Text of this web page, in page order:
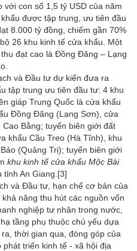
với con số 1,5 tỷ USD của năm
được tập trung, ưu tiên đầu
8.000 tỷ đồng, chiếm gần 70%
26 khu kinh tế cửa khẩu. Một
đạt cao là Đồng Đăng – Lạng
và Đầu tư dự kiến đưa ra
tập trung ưu tiên đầu tư: 4 khu
giáp Trung Quốc là cửa khẩu
Đồng Đăng (Lạng Sơn), cửa
Bằng; tuyến biên giới đất
khẩu Cầu Treo (Hà Tĩnh), khu
(Quảng Trị); tuyến biên giới
khu kinh tế cửa khẩu Mộc Bài
tỉnh An Giang. [3]
và Đầu tư, hạn chế cơ bản của
năng thu hút các nguồn vốn
nghiệp tư nhân trong nước,
tầng phụ thuộc chủ yếu dựa
thời gian qua, đóng góp của
triển kinh tế - xã hội địa